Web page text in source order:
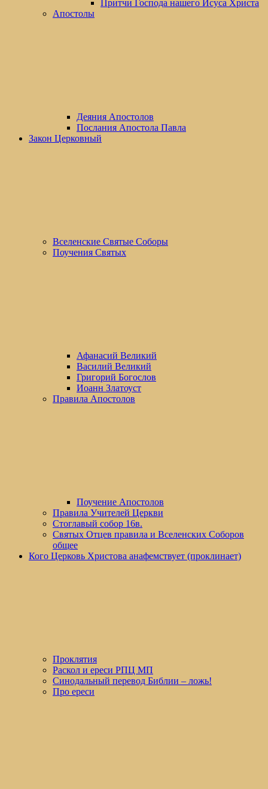
Притчи Господа нашего Исуса Христа
Апостолы
Деяния Апостолов
Послания Апостола Павла
Закон Церковный
Вселенские Cвятые Cоборы
Поучения Святых
Афанасий Великий
Василий Великий
Григорий Богослов
Иоанн Златоуст
Правила Апостолов
Поучение Апостолов
Правила Учителей Церкви
Стоглавый собор 16в.
Святых Отцев правила и Вселенских Соборов
общее
Кого Церковь Христова анафемствует (проклинает)
Проклятия
Раскол и ереси РПЦ МП
Синодальный перевод Библии – ложь!
Про ереси